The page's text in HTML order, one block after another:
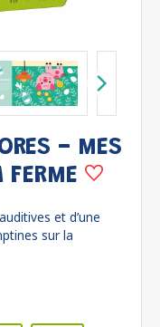
- MES
et d’une
sur la